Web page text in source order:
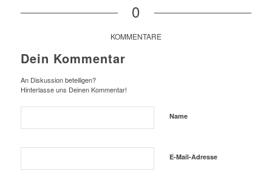
0
KOMMENTARE
Dein Kommentar
An Diskussion beteiligen?
Hinterlasse uns Deinen Kommentar!
Name
E-Mail-Adresse